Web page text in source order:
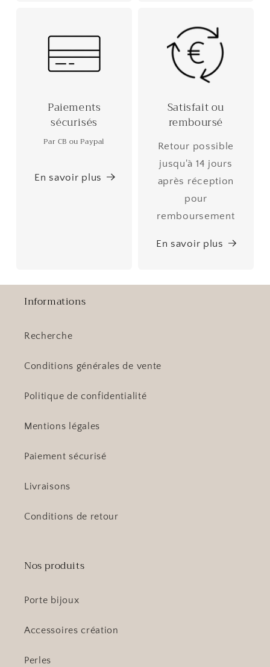
Paiements
sécurisés
Par CB ou Paypal
En savoir plus
Satisfait ou
remboursé
Retour possible
jusqu'à 14 jours
après réception
pour
remboursement
En savoir plus
Informations
Recherche
Conditions générales de vente
Politique de confidentialité
Mentions légales
Paiement sécurisé
Livraisons
Conditions de retour
Nos produits
Porte bijoux
Accessoires création
Perles